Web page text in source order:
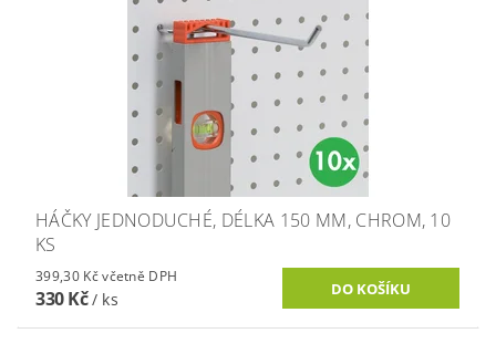
HÁČKY JEDNODUCHÉ, DÉLKA 150 MM, CHROM, 10
KS
399,30 Kč včetně DPH
330 Kč/ ks